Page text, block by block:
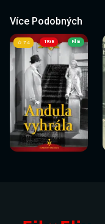
Více Podobných
1938
Sledovat
nyní
7.4 Film
Sledovat
nyní